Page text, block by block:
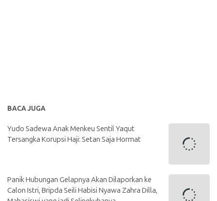
BACA JUGA
Yudo Sadewa Anak Menkeu Sentil Yaqut
Tersangka Korupsi Haji: Setan Saja Hormat
Panik Hubungan Gelapnya Akan Dilaporkan ke
Calon Istri, Bripda Seili Habisi Nyawa Zahra Dilla,